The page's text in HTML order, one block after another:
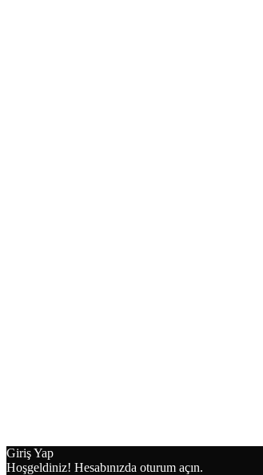
Giriş Yap
Hoşgeldiniz! Hesabınızda oturum açın.